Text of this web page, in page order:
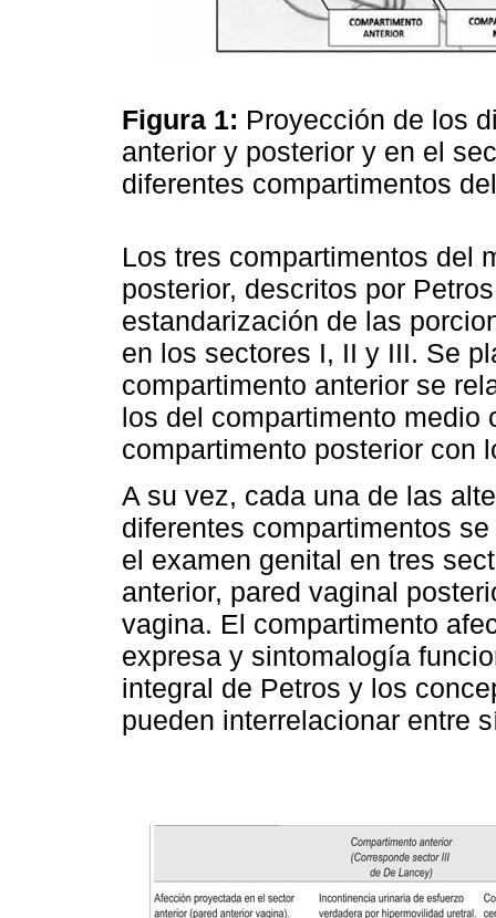
Figura 1: Proyección de los
anterior y posterior y en el
diferentes compartimentos
Los tres compartimentos del
posterior, descritos por
estandarización de las
en los sectores I, II y III. Se
compartimento anterior se
los del compartimento medio
compartimento posterior con
A su vez, cada una de las
diferentes compartimentos
el examen genital en tres
anterior, pared vaginal
vagina. El compartimento
expresa y sintomalogía
integral de Petros y los
pueden interrelacionar entre